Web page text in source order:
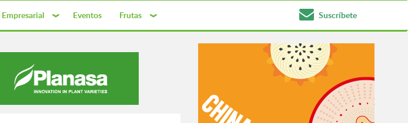
Eventos Frutas Suscríbete